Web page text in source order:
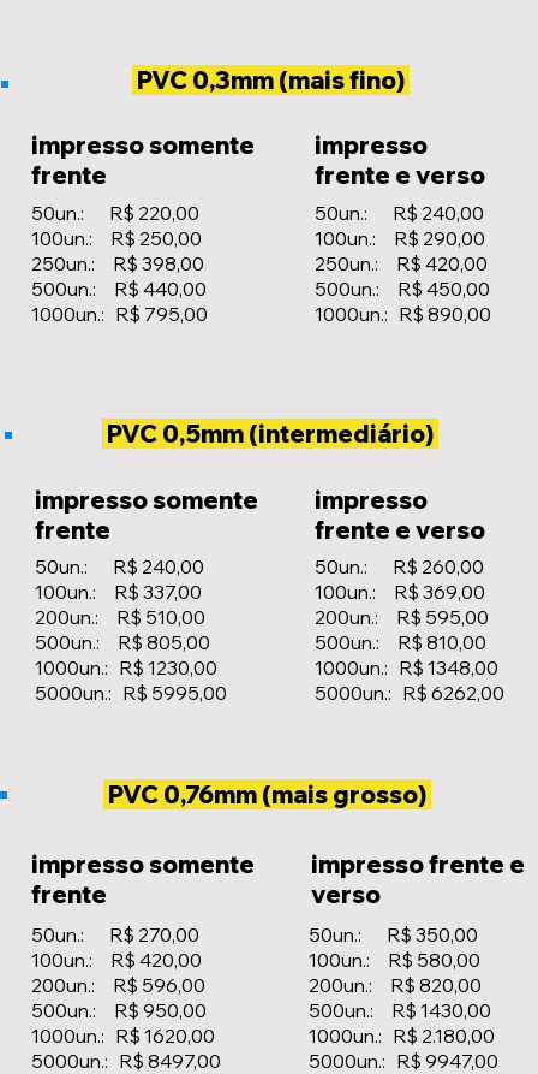
PVC 0,3mm (mais fino)
impresso somente
frente
50un.: R$ 220,00
100un.: R$ 250,00
250un.: R$ 398,00
500un.: R$ 440,00
1000un.: R$ 795,00
impresso
frente e verso
50un.: R$ 240,00
100un.: R$ 290,00
250un.: R$ 420,00
500un.: R$ 450,00
1000un.: R$ 890,00
PVC 0,5mm (intermediário)
impresso somente
frente
50un.: R$ 240,00
100un.: R$ 337,00
200un.: R$ 510,00
500un.: R$ 805,00
1000un.: R$ 1230,00
5000un.: R$ 5995,00
impresso
frente e verso
50un.: R$ 260,00
100un.: R$ 369,00
200un.: R$ 595,00
500un.: R$ 810,00
1000un.: R$ 1348,00
5000un.: R$ 6262,00
PVC 0,76mm (mais grosso)
impresso somente
frente
50un.: R$ 270,00
100un.: R$ 420,00
200un.: R$ 596,00
500un.: R$ 950,00
1000un.: R$ 1620,00
5000un.: R$ 8497,00
impresso frente e
verso
50un.: R$ 350,00
100un.: R$ 580,00
200un.: R$ 820,00
500un.: R$ 1430,00
1000un.: R$ 2.180,00
5000un.: R$ 9947,00